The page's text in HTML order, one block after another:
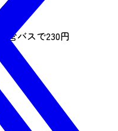
営バスで230円